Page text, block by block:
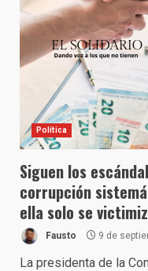
Política
Siguen los
corrupción
ella solo se
Fausto 9 de
La presidenta de la